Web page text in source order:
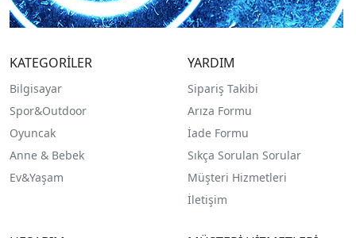
KATEGORİLER
Bilgisayar
Spor&Outdoor
Oyuncak
Anne & Bebek
Ev&Yaşam
YARDIM
Sipariş Takibi
Arıza Formu
İade Formu
Sıkça Sorulan Sorular
Müşteri Hizmetleri
İletişim